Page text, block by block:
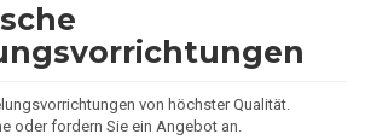
von höchster Qualität.
oder fordern Sie ein Angebot an.